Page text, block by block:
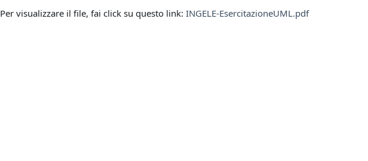
Per visualizzare il file, fai click su questo link: INGELE-EsercitazioneUML.pdf